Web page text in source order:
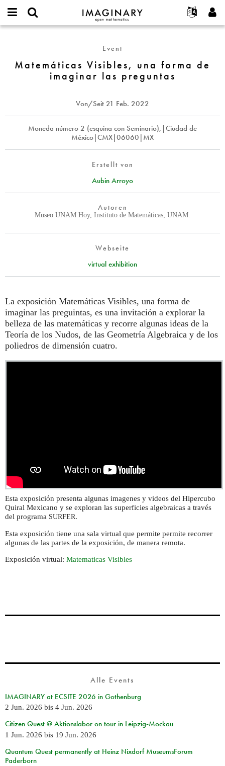
IMAGINARY
open
Français
Deutsch
한국어
Türkçe
Programme
Galerien
Hands-on
Texte
Ausstellungen
Mehr...
Projekte
Mitmachen
Kontakt
username
Neues Passwort anfordern
una
preguntas
Event
Matemáticas Visibles, una forma de
imaginar las preguntas
Von/Seit 21 Feb. 2022
Moneda número 2 (esquina con Seminario),|Ciudad de
México|CMX|06060|MX
Erstellt von
Aubin Arroyo
Autoren
Museo UNAM Hoy, Instituto de Matemáticas, UNAM.
Webseite
virtual exhibition
La exposición Matemáticas Visibles, una forma de
imaginar las preguintas, es una invitación a explorar la
belleza de las matemáticas y recorre algunas ideas de la
Teoría de los Nudos, de las Geometría Algebraica y de los
poliedros de dimensión cuatro.
Esta exposición presenta algunas imagenes y videos del Hipercubo
Quiral Mexicano y se exploran las superficies algebraicas a través
del programa SURFER.
Esta exposición tiene una sala virtual que permite permite recorrer
algunas de las partes de la exposición, de manera remota.
Exposición virtual: Matematicas Visibles
Alle Events
IMAGINARY at ECSITE 2026 in Gothenburg
2 Jun. 2026 bis 4 Jun. 2026
Citizen Quest @ Aktionslabor on tour in Leipzig-Mockau
1 Jun. 2026 bis 19 Jun. 2026
Quantum Quest permanently at Heinz Nixdorf MuseumsForum
Paderborn